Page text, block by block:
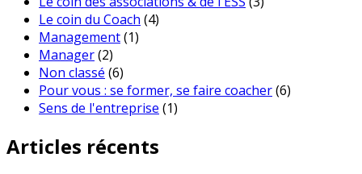
Le coin du Coach (4)
Management(1)
Manager(2)
Non classé (6)
Pour vous : se former, se faire coacher(6)
Sens de l'entreprise (1)
Articles récents